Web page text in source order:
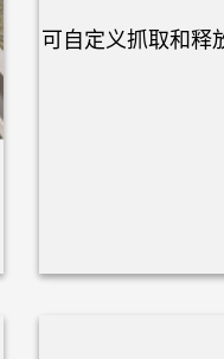
可自定义抓取和释